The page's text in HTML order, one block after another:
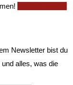
Newsletter bist du
alles, was die